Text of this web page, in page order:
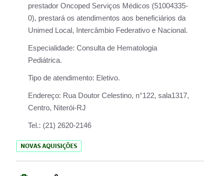
prestador Oncoped Serviços Médicos (51004335-
0), prestará os atendimentos aos beneficiários da
Unimed Local, Intercâmbio Federativo e Nacional.
Especialidade: Consulta de Hematologia
Pediátrica.
Tipo de atendimento: Eletivo.
Endereço: Rua Doutor Celestino, n°122, sala1317,
Centro, Niterói-RJ
Tel.: (21) 2620-2146
NOVAS AQUISIÇÕES